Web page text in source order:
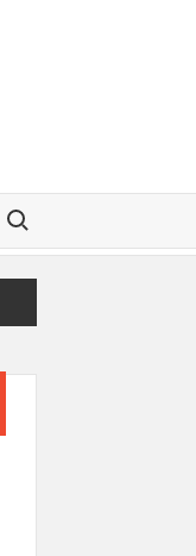
Buscar: